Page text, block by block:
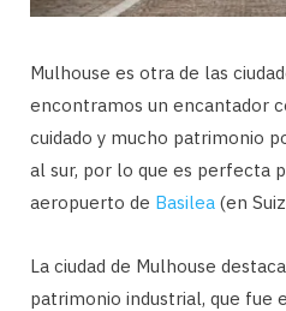
Mulhouse es otra de las
encontramos un encantador
cuidado y mucho patrimonio
al sur, por lo que es perfecta
aeropuerto de Basilea (en
La ciudad de Mulhouse
patrimonio industrial, que